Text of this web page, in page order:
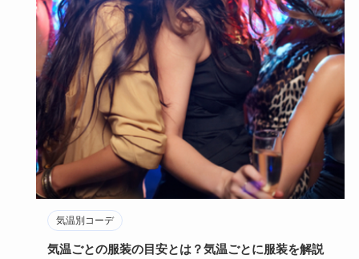
気温別コーデ
気温ごとの服装の目安とは？気温ごとに服装を解説